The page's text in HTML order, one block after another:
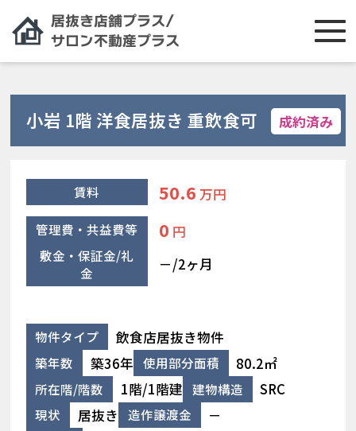
小岩 1階 洋食居抜き 重飲食可 成約済み
賃料 50.6 万円
管理費・共益費等 0 円
敷金・保証金/礼
金
－/2ヶ月
物件タイプ 飲食店居抜き物件
築年数 築36年 使用部分面積 80.2㎡
所在階/階数 1階/1階建 建物構造 SRC
現状 居抜き 造作譲渡金 －